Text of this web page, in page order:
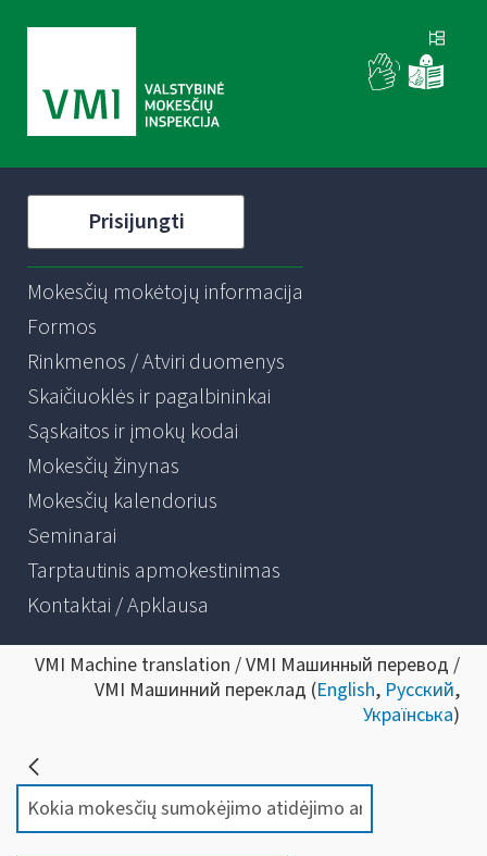
Prisijungti
Mokesčių mokėtojų informacija
Formos
Rinkmenos / Atviri duomenys
Skaičiuoklės ir pagalbininkai
Sąskaitos ir įmokų kodai
Mokesčių žinynas
Mokesčių kalendorius
Seminarai
Tarptautinis apmokestinimas
Kontaktai / Apklausa
VMI Machine translation / VMI Машинный перевод /
VMI Машинний переклад (English, Русский,
Українська)